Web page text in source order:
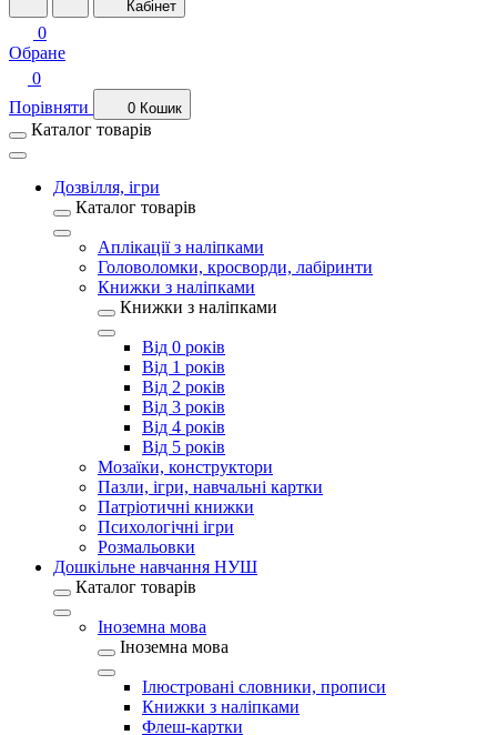
Кабінет
0
Обране
0
Порівняти
0 Кошик
Каталог товарів
Дозвілля, ігри
Каталог товарів
Аплікації з наліпками
Головоломки, кросворди, лабіринти
Книжки з наліпками
Книжки з наліпками
Від 0 років
Від 1 років
Від 2 років
Від 3 років
Від 4 років
Від 5 років
Мозаїки, конструктори
Пазли, ігри, навчальні картки
Патріотичні книжки
Психологічні ігри
Розмальовки
Дошкільне навчання НУШ
Каталог товарів
Іноземна мова
Іноземна мова
Ілюстровані словники, прописи
Книжки з наліпками
Флеш-картки